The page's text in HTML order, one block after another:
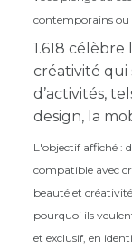
contemporains ou
1.618
créativité qui
d’activités,
design, la
L'objectif affiché :
compatible avec
beauté et
pourquoi ils
et exclusif, en